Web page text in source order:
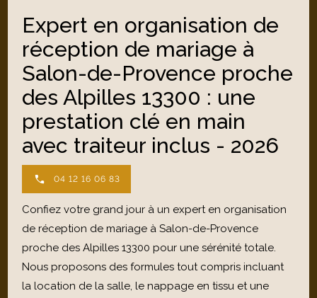
Expert en organisation de
réception de mariage à
Salon-de-Provence proche
des Alpilles 13300 : une
prestation clé en main
avec traiteur inclus - 2026
04 12 16 06 83
Confiez votre grand jour à un expert en organisation
de réception de mariage à Salon-de-Provence
proche des Alpilles 13300 pour une sérénité totale.
Nous proposons des formules tout compris incluant
la location de la salle, le nappage en tissu et une